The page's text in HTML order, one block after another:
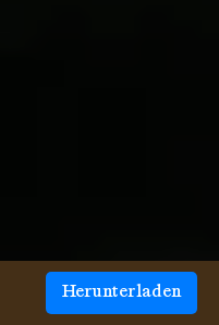
Herunterladen